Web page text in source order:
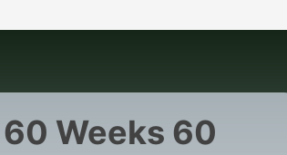
60 Weeks 60